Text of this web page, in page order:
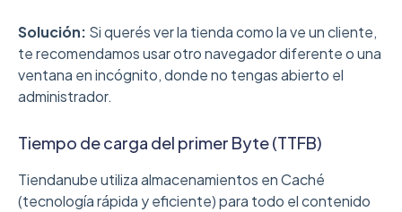
Solución: Si querés ver la tienda como la ve un cliente,
te recomendamos usar otro navegador diferente o una
ventana en incógnito, donde no tengas abierto el
administrador.
Tiempo de carga del primer Byte (TTFB)
Tiendanube utiliza almacenamientos en Caché
(tecnología rápida y eficiente) para todo el contenido